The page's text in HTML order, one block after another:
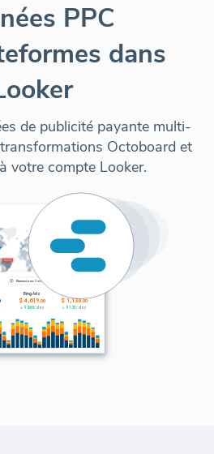
PPC
dans
de publicité payante multi-
Octoboard et
votre compte Looker.